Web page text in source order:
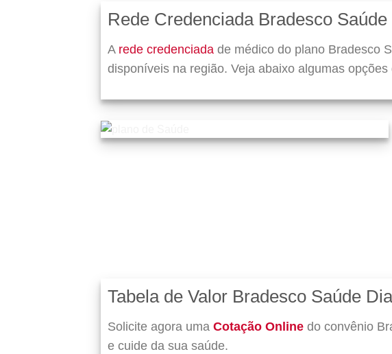
Rede Credenciada Bradesco
A rede credenciada de médico do plano Bradesco
disponíveis na região. Veja abaixo algumas
Tabela de Valor Bradesco Saúde
Solicite agora uma Cotação Online do convênio
e cuide da sua saúde.